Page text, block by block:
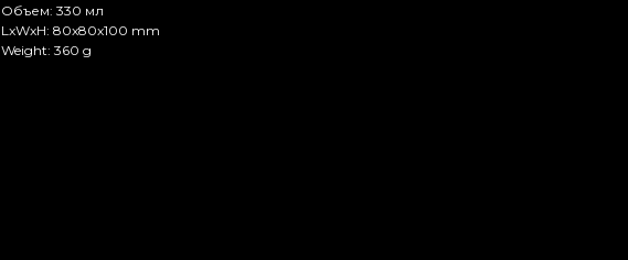
Объем: 330 мл
LxWxH: 80x80x100 mm
Weight: 360 g